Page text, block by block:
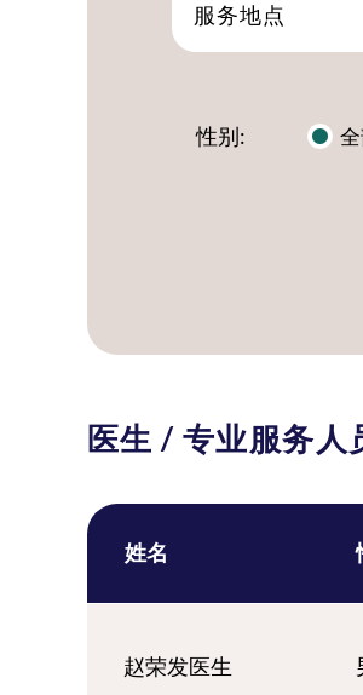
服务地点
性别:
医生 / 专业服务人
姓名
赵荣发医生